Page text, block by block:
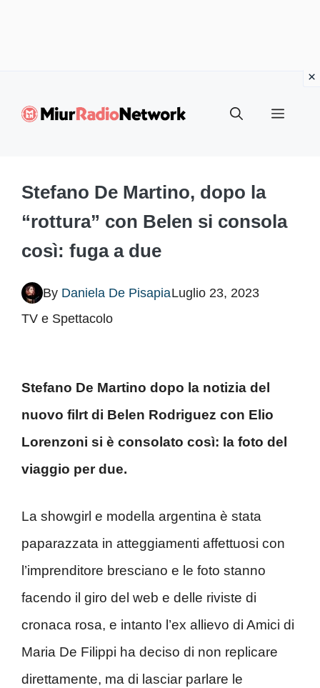
Menu
Stefano De Martino, dopo la
“rottura” con Belen si consola
così: fuga a due
By Daniela De PisapiaLuglio 23, 2023
TV e Spettacolo
Stefano De Martino dopo la notizia del
nuovo filrt di Belen Rodriguez con Elio
Lorenzoni si è consolato così: la foto del
viaggio per due.
La showgirl e modella argentina è stata
paparazzata in atteggiamenti affettuosi con
l’imprenditore bresciano e le foto stanno
facendo il giro del web e delle riviste di
cronaca rosa, e intanto l’ex allievo di Amici di
Maria De Filippi ha deciso di non replicare
direttamente, ma di lasciar parlare le